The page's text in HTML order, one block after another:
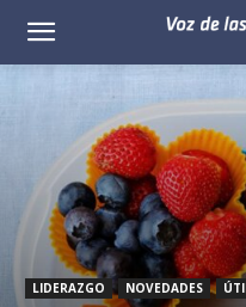
Voz
Empresas
LIDERAZGO NOVEDADES